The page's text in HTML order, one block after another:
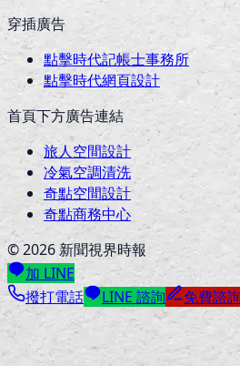
穿插廣告
點擊時代記帳士事務所
點擊時代網頁設計
首頁下方廣告連結
旅人空間設計
冷氣空調清洗
奇點空間設計
奇點商務中心
©2026 新聞視界時報
加 LINE
撥打電話
LINE 諮詢 免費諮詢